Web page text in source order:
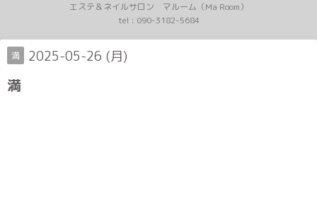
エステ＆ネイルサロン マルーム（Ma Room）
tel : 090-3182-5684
満 2025-05-26 (月)
満